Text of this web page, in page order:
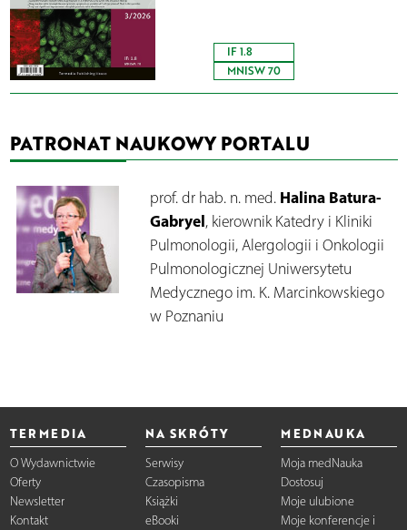
IF 1.8
MNISW 70
PATRONAT NAUKOWY PORTALU
prof. dr hab. n. med. Halina Batura-
Gabryel, kierownik Katedry i Kliniki
Pulmonologii, Alergologii i Onkologii
Pulmonologicznej Uniwersytetu
Medycznego im. K. Marcinkowskiego
w Poznaniu
TERMEDIA
O Wydawnictwie
Oferty
Newsletter
Kontakt
NA SKRÓTY
Serwisy
Czasopisma
Książki
eBooki
MEDNAUKA
Moja medNauka
Dostosuj
Moje ulubione
Moje konferencje i